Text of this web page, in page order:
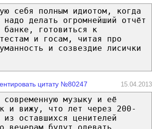
себя полным идиотом, когда
делать огромнейший отчёт
банке, готовиться к
и госам, читая про
и созвездие лисички
цитату №80247 15.04.2013
музыку и её
и вижу, что лет через 200-
оставшихся ценителей
вечерам будут одевать